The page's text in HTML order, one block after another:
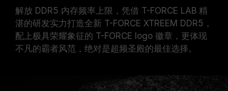
解放 DDR5 内存频率上限，凭借 T-FORCE LAB 精
湛的研发实力打造全新 T-FORCE XTREEM DDR5，
配上极具荣耀象征的 T-FORCE logo 徽章，更体现
不凡的霸者风范，绝对是超频圣殿的最佳选择。